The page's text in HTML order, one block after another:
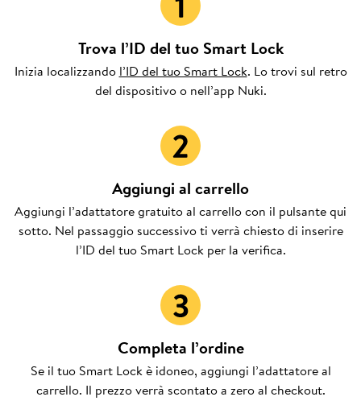
Trova l’ID del tuo Smart Lock
Inizia localizzando l’ID del tuo Smart Lock. Lo trovi sul retro
del dispositivo o nell’app Nuki.
Aggiungi al carrello
Aggiungi l’adattatore gratuito al carrello con il pulsante qui
sotto. Nel passaggio successivo ti verrà chiesto di inserire
l’ID del tuo Smart Lock per la verifica.
Completa l’ordine
Se il tuo Smart Lock è idoneo, aggiungi l’adattatore al
carrello. Il prezzo verrà scontato a zero al checkout.